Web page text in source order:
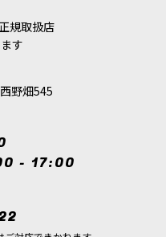
規取扱店
す
野畑545
- 17:00